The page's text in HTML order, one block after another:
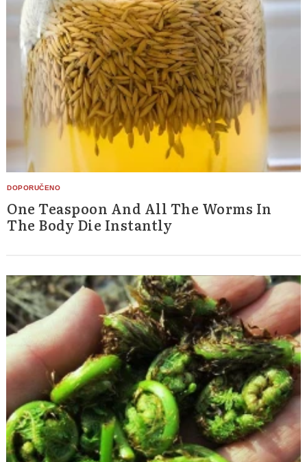
One Teaspoon And All The Worms In
The Body Die Instantly